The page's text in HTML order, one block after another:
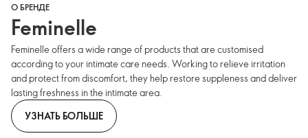
О БРЕНДЕ
Feminelle
Feminelle offers a wide range of products that are customised
according to your intimate care needs. Working to relieve irritation
and protect from discomfort, they help restore suppleness and deliver
lasting freshness in the intimate area.
УЗНАТЬ БОЛЬШЕ